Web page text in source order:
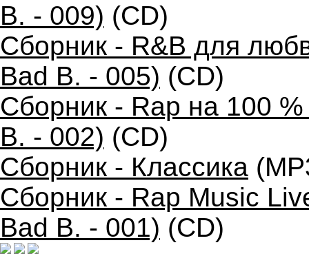
B. - 009) (CD)
Сборник - R&B для
Bad B. - 005) (CD)
Сборник - Rap на 100
B. - 002) (CD)
Сборник - Классика
Сборник - Rap Music
Bad B. - 001) (CD)